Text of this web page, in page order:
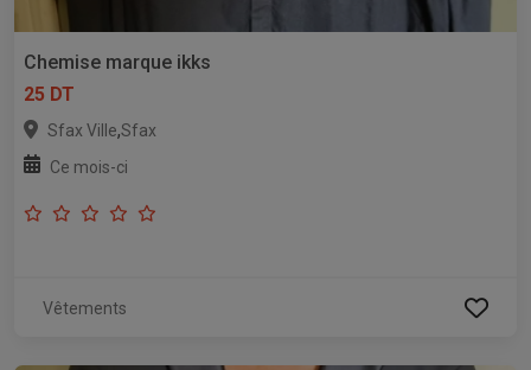
Chemise marque ikks
25 DT
Sfax Ville,Sfax
Ce mois-ci
Vêtements